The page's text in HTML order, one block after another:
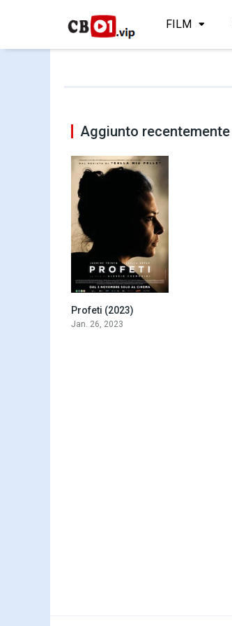
FILM
Aggiunto recentemente
Profeti (2023)
Jan. 26, 2023